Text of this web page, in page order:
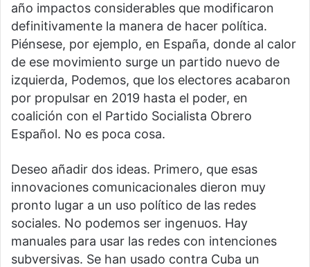
año impactos considerables que modificaron
definitivamente la manera de hacer política.
Piénsese, por ejemplo, en España, donde al calor
de ese movimiento surge un partido nuevo de
izquierda, Podemos, que los electores acabaron
por propulsar en 2019 hasta el poder, en
coalición con el Partido Socialista Obrero
Español. No es poca cosa.
Deseo añadir dos ideas. Primero, que esas
innovaciones comunicacionales dieron muy
pronto lugar a un uso político de las redes
sociales. No podemos ser ingenuos. Hay
manuales para usar las redes con intenciones
subversivas. Se han usado contra Cuba un